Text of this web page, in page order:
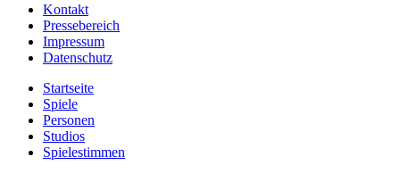
Kontakt
Pressebereich
Impressum
Datenschutz
Startseite
Spiele
Personen
Studios
Spielestimmen